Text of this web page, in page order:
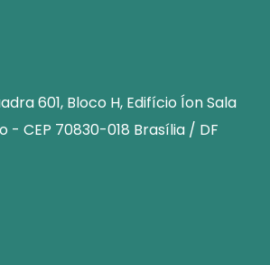
601, Bloco H, Edifício Íon Sala
- CEP 70830-018 Brasília / DF